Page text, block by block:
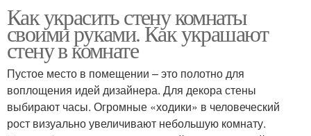
Как украсить стену комнаты
своими руками. Как украшают
стену в комнате
Пустое место в помещении – это полотно для
воплощения идей дизайнера. Для декора стены
выбирают часы. Огромные «ходики» в человеческий
рост визуально увеличивают небольшую комнату.